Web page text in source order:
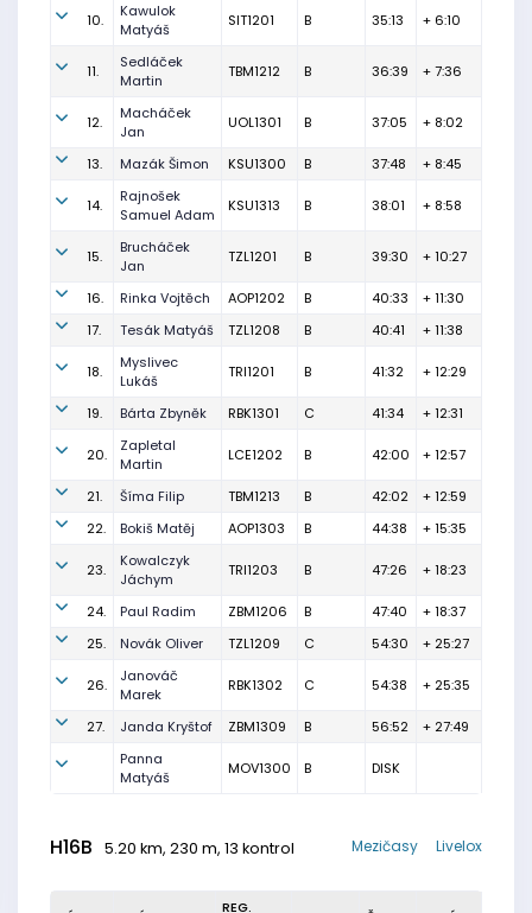
10.
Kawulok
Matyáš
SIT1201 B 35:13 + 6:10
11.
Sedláček
Martin
TBM1212 B 36:39 + 7:36
12.
Macháček
Jan
UOL1301 B 37:05 + 8:02
13. Mazák Šimon KSU1300 B 37:48 + 8:45
14.
Rajnošek
Samuel Adam
KSU1313 B 38:01 + 8:58
15.
Brucháček
Jan
TZL1201 B 39:30 + 10:27
16. Rinka Vojtěch AOP1202 B 40:33
+ 11:30
17.
Tesák Matyáš TZL1208 B 40:41 + 11:38
18.
Myslivec
Lukáš
TRI1201 B 41:32 + 12:29
19. Bárta Zbyněk RBK1301 C 41:34 + 12:31
20.
Zapletal
Martin
LCE1202 B 42:00 + 12:57
21. Šíma Filip TBM1213 B 42:02
+ 12:59
22.
Bokiš Matěj AOP1303 B 44:38 + 15:35
23.
Kowalczyk
Jáchym
TRI1203 B 47:26 + 18:23
24. Paul Radim ZBM1206 B 47:40
+ 18:37
25.
Novák Oliver TZL1209 C 54:30 + 25:27
26.
Janováč
Marek
RBK1302 C 54:38 + 25:35
27. Janda Kryštof ZBM1309 B 56:52
+ 27:49
Panna
Matyáš
MOV1300 B DISK
H16B 5.20 km, 230 m, 13 kontrol Livelox
Mezičasy
REG.